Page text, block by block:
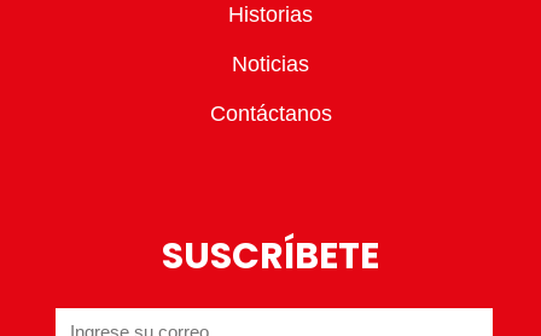
Historias
Noticias
Contáctanos
SUSCRÍBETE